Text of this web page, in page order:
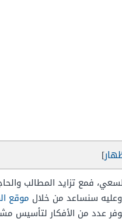
]
فمع تزايد المطالب
وعليه سنساعد من خلال موقع
عدد من الأفكار لتأسيس